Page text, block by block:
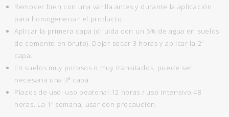
Remover bien con una varilla antes y durante la aplicación
para homogeneizar el producto.
Aplicar la primera capa (diluida con un 5% de agua en suelos
de cemento en bruto). Dejar secar 3 horas y aplicar la 2ª
capa.
En suelos muy porosos o muy transitados, puede ser
necesaria una 3ª capa.
Plazos de uso: uso peatonal:12 horas / uso intensivo:48
horas. La 1ª semana, usar con precaución.